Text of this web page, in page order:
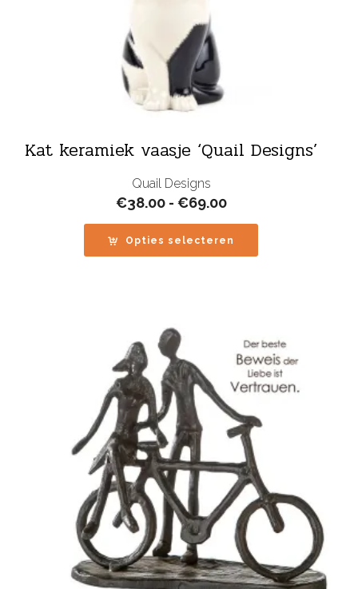
Kat keramiek vaasje ‘Quail Designs’
Quail Designs
€38.00 - €69.00Prijsklasse:
tot
€69.00
Opties selecteren